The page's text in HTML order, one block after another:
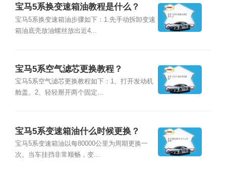
宝马5系换变速箱油教程是什么？
宝马5系换变速箱油步骤如下：1.先手动拆卸变速
箱油底壳放油螺丝放出近4...
宝马5系空气滤芯更换教程？
宝马5系空气滤芯更换教程如下：1、打开发动机
舱盖。2、轻轻掰开两个固定...
宝马5系变速箱油什么时候更换？
宝马5系变速箱油以每80000公里为周期更换一
次。当车挂挡非常顺畅，变...